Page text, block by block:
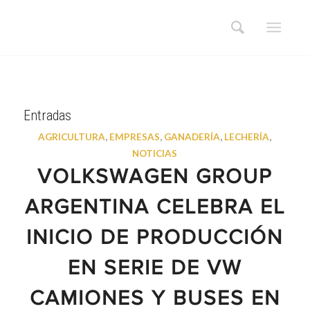
Entradas
AGRICULTURA, EMPRESAS, GANADERÍA, LECHERÍA,
NOTICIAS
VOLKSWAGEN GROUP
ARGENTINA CELEBRA EL
INICIO DE PRODUCCIÓN
EN SERIE DE VW
CAMIONES Y BUSES EN